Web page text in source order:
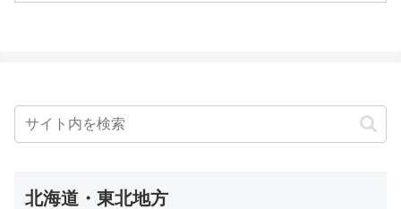
北海道・東北地方